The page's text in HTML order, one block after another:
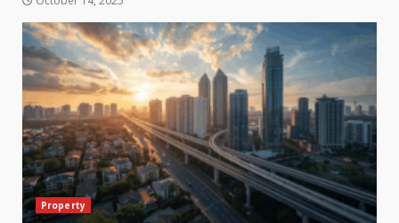
Property